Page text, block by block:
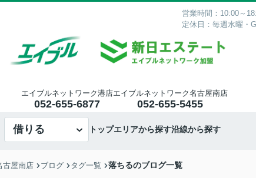
営業時間：10:00～
定休日：毎週水曜・
エイブルネットワーク港店
052-655-6877
エイブルネットワーク名古屋南店
052-655-5455
借りる トップエリアから探す沿線から探す
古屋南店 ブログ タグ一覧 落ちるのブログ一覧